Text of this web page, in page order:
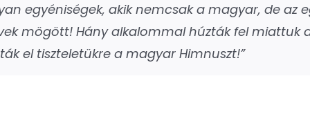
egyéniségek, akik nemcsak a magyar, de az
mögött! Hány alkalommal húzták fel miattuk
el tiszteletükre a magyar Himnuszt!”